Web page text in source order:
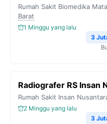
Rumah Sakit Biomedika
Barat
1 Minggu yang lalu
3
Radiografer RS Insan
Rumah Sakit Insan
2 Minggu yang lalu
3